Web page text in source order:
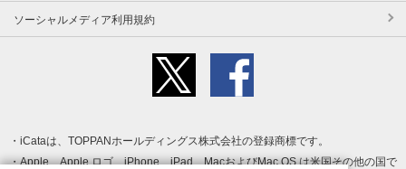
ソーシャルメディア利用規約
iCataは、TOPPANホールディングス株式会社の登録商標です。
Apple、Apple ロゴ、iPhone、iPad、MacおよびMac OS は米国その他の国で